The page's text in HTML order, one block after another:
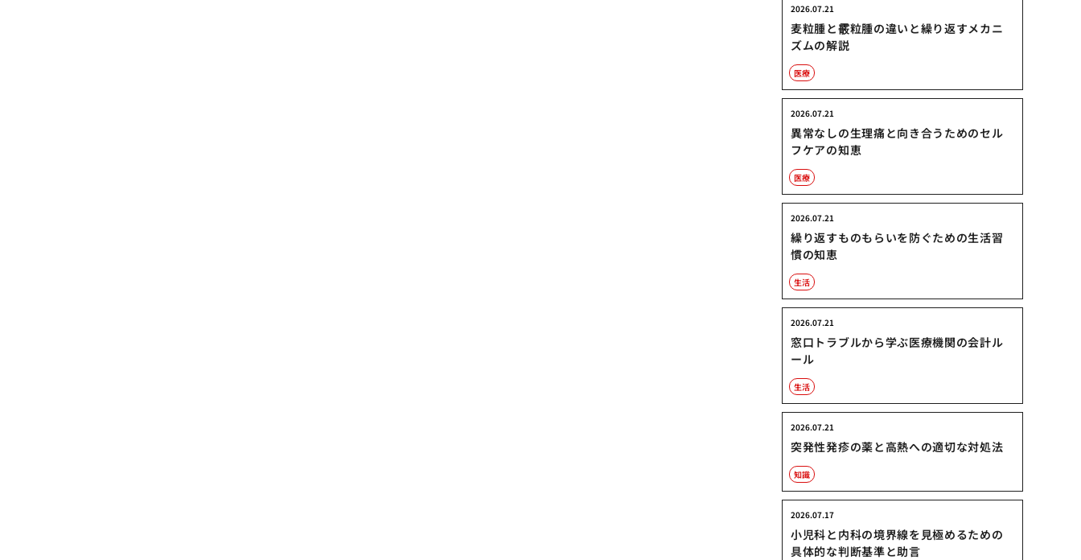
麦粒腫と霰粒腫の違いと繰り返すメカニ
ズムの解説
2026.07.21
医療
異常なしの生理痛と向き合うためのセル
フケアの知恵
2026.07.21
医療
繰り返すものもらいを防ぐための生活習
慣の知恵
2026.07.21
生活
窓口トラブルから学ぶ医療機関の会計ル
ール
2026.07.21
生活
突発性発疹の薬と高熱への適切な対処法
2026.07.21
知識
小児科と内科の境界線を見極めるための
具体的な判断基準と助言
2026.07.17